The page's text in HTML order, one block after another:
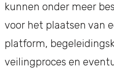
kunnen onder meer
voor het plaatsen van
platform,
veilingproces en